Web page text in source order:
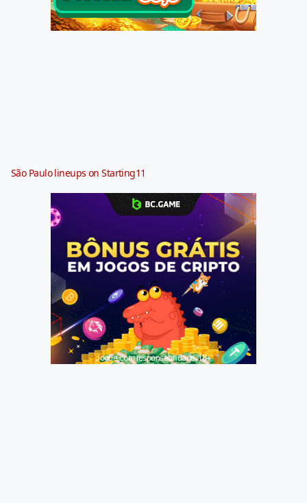
São Paulo lineups on Starting11
Jogue com responsabilidade. 18+